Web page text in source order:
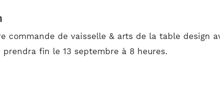
commande de vaisselle & arts de la table design
fin le 13 septembre à 8 heures.